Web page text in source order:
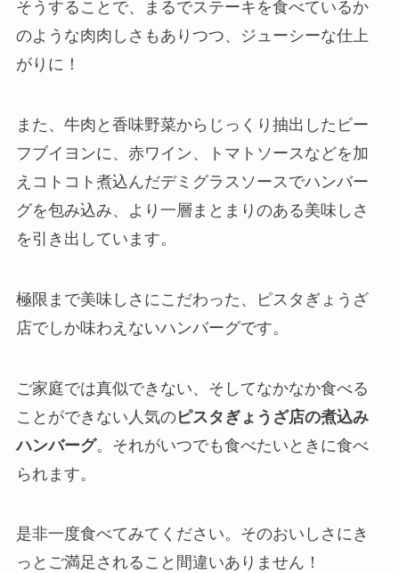
そうすることで、まるでステーキを食べているか
のような肉肉しさもありつつ、ジューシーな仕上
がりに！
また、牛肉と香味野菜からじっくり抽出したビー
フブイヨンに、赤ワイン、トマトソースなどを加
えコトコト煮込んだデミグラスソースでハンバー
グを包み込み、より一層まとまりのある美味しさ
を引き出しています。
極限まで美味しさにこだわった、ピスタぎょうざ
店でしか味わえないハンバーグです。
ご家庭では真似できない、そしてなかなか食べる
ことができない人気のピスタぎょうざ店の煮込み
ハンバーグ。それがいつでも食べたいときに食べ
られます。
是非一度食べてみてください。そのおいしさにき
っとご満足されること間違いありません！